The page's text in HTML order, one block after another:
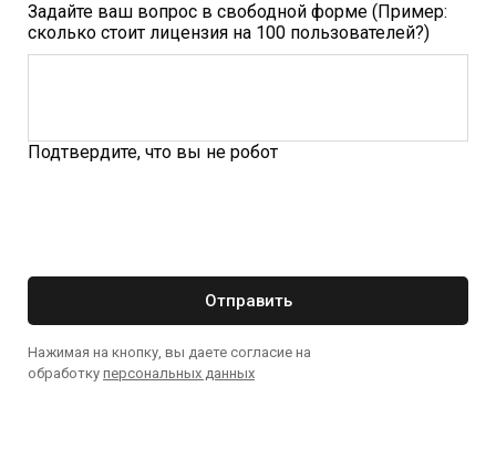
Задайте ваш вопрос в свободной форме (Пример:
сколько стоит лицензия на 100 пользователей?)
Подтвердите, что вы не робот
Отправить
Нажимая на кнопку, вы даете согласие на
обработку персональных данных